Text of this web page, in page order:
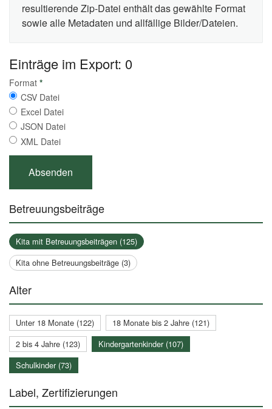
resultierende Zip-Datei enthält das gewählte Format
sowie alle Metadaten und allfällige Bilder/Dateien.
Einträge im Export: 0
Format *
CSV Datei
Excel Datei
JSON Datei
XML Datei
Betreuungsbeiträge
Kita mit Betreuungsbeiträgen (125)
Kita ohne Betreuungsbeiträge (3)
Alter
Unter 18 Monate (122)
18 Monate bis 2 Jahre (121)
2 bis 4 Jahre (123)
Kindergartenkinder (107)
Schulkinder (73)
Label, Zertifizierungen